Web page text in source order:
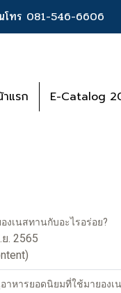
โทร 081-546-6606
แรก E-Catalog
งเนสทานกับอะไรอร่อย?
. 2565
าหารยอดนิยมที่ใช้มายองเ